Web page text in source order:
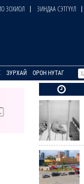
ЗОХИОЛ ЗИНДАА СЭТГҮҮЛ
ЗУРХАЙ ОРОН НУТАГ